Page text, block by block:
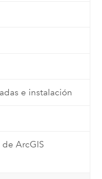
e instalación
ArcGIS